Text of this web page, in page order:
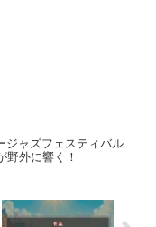
ジャズフェスティバル
野外に響く！